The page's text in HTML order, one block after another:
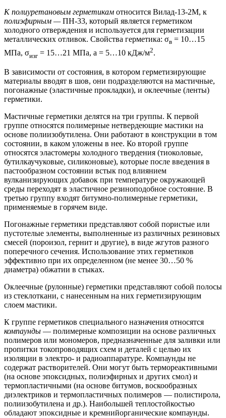
К полиуретановым герметикам относится Вилад-13-2М, к
полиэфирным —ПН-33, который является герметиком
холодного отверждения и используется для герметизации
металлических отливок. Свойства герметика: σв = 10…15
МПа, σизг = 15…21 МПа, а = 5…10 кДж/м2.
В зависимости от состояния, в котором герметизирующие
материалы вводят в шов, они подразделяются на мастичные,
погонажные (эластичные прокладки), и оклеечные (ленты)
герметики.
Мастичные герметики делятся на три группы. К первой
группе относятся полимерные нетвердеющие мастики на
основе полиизобутилена. Они работают в конструкции в том
состоянии, в каком уложены в нее. Ко второй группе
относятся эластомеры холодного твердения (тиоколовые,
бутилкаучуковые, силиконовые), которые после введения в
пастообразном состоянии встык под влиянием
вулканизирующих добавок при температуре окружающей
среды переходят в эластичное резиноподобное состояние. В
третью группу входят битумно-полимерные герметики,
применяемые в горячем виде.
Погонажные герметики представляют собой пористые или
пустотелые элементы, выполненные из различных резиновых
смесей (пороизол, гернит и другие), в виде жгутов разного
поперечного сечения. Использование этих герметиков
эффективно при их определенном (не менее 30…50 %
диаметра) обжатии в стыках.
Оклеечные (рулонные) герметики представляют собой полосы
из стеклоткани, с нанесенным на них герметизирующим
слоем мастики.
К группе герметиков специального назначения относятся
компаунды — полимерные композиции на основе различных
полимеров или мономеров, предназначенные для заливки или
пропитки токопроводящих схем и деталей с целью их
изоляции в электро- и радиоаппаратуре. Компаунды не
содержат растворителей. Они могут быть термореактивными
(на основе эпоксидных, полиэфирных и других смол) и
термопластичными (на основе битумов, воскообразных
диэлектриков и термопластичных полимеров — полистирола,
полиизобутилена и др.). Наибольшей теплостойкостью
обладают эпоксидные и кремнийорганические компаунды.